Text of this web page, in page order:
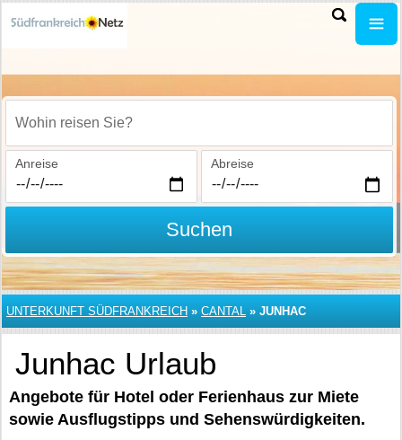
Wohin reisen Sie?
Anreise Abreise
Suchen
UNTERKUNFT SÜDFRANKREICH » CANTAL » JUNHAC
Junhac Urlaub
Angebote für Hotel oder Ferienhaus zur Miete
sowie Ausflugstipps und Sehenswürdigkeiten.